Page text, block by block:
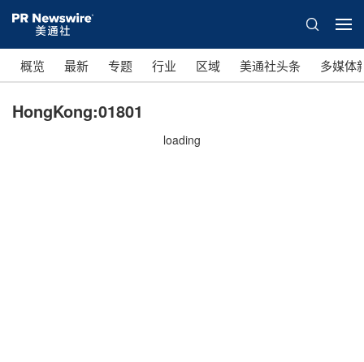
概览 最新 专题 行业 区域 美通社头条 多媒体
HongKong:01801
loading